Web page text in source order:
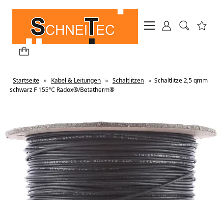
Startseite » Kabel & Leitungen » Schaltlitzen » Schaltlitze 2,5 qmm
schwarz F 155°C Radox®/Betatherm®